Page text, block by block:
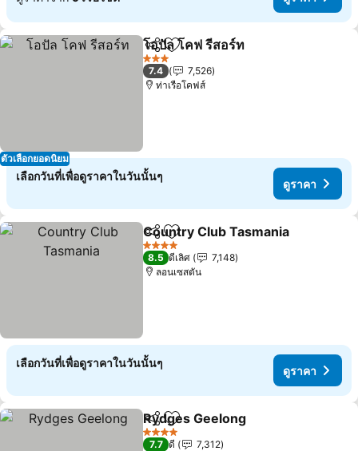
ตัวเลือกยอดนิยม
แชร์ เพิ่มในรายการโปรด
โอปัล โคฟ รีสอร์ท
3 ดาว
7.4
7,526
ท่าเรือโคฟส์
เลือกวันที่เพื่อดูราคาในวันนั้นๆ
ดูราคา
แชร์ เพิ่มในรายการโปรด
Country Club Tasmania
4 ดาว
8.5 ดีเลิศ
7,148
ลอนเซสตัน
เลือกวันที่เพื่อดูราคาในวันนั้นๆ
ดูราคา
แชร์ เพิ่มในรายการโปรด
Rydges Geelong
4 ดาว
7.7 ดี
7,312